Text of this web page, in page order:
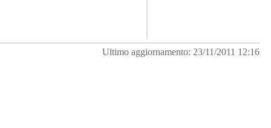
Ultimo aggiornamento: 23/11/2011 12:16